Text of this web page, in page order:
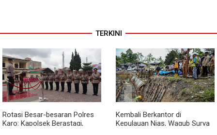
TERKINI
Rotasi Besar-besaran Polres
Karo: Kapolsek Berastagi,
Kembali Berkantor di
Kepulauan Nias, Wagub Surya